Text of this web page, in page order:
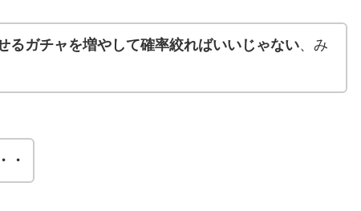
るガチャを増やして確率絞ればいいじゃない、み
・